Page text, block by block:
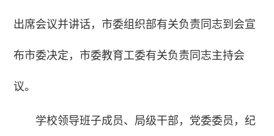
出席会议并讲话，市委组织部有关负责同志到会宣
布市委决定，市委教育工委有关负责同志主持会
议。
学校领导班子成员、局级干部，党委委员，纪